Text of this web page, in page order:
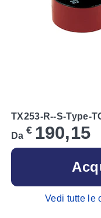
TX253-R--S-Type-
Da € 190,15
Vedi tutte le